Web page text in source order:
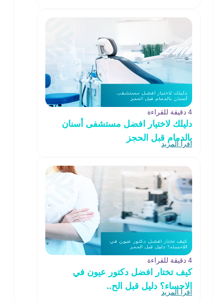
4 دقيقة للقراءة
دليلك لاختيار افضل مستشفى أسنان
بالدمام قبل الحجز
اقرأ المزيد
4 دقيقة للقراءة
كيف تختار افضل دكتور عيون في
الاحساء؟ دليل قبل الح..
اقرأ المزيد